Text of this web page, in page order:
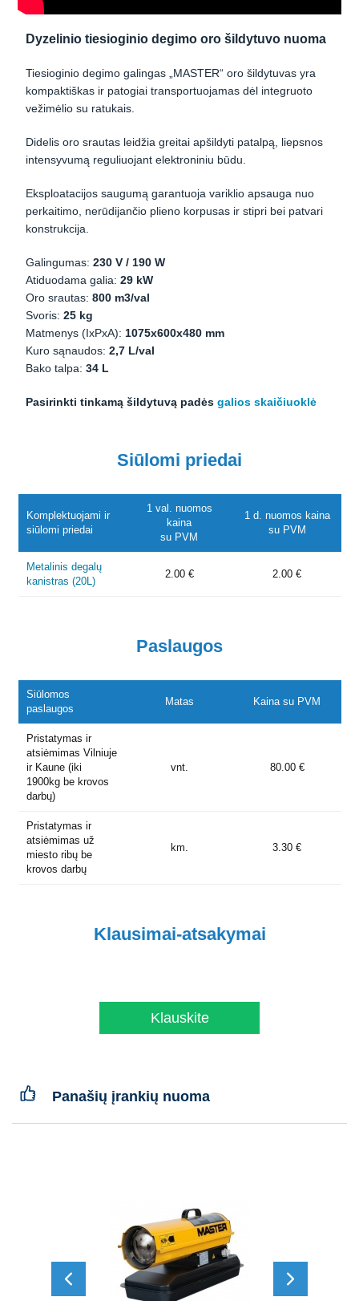
Dyzelinio tiesioginio degimo oro šildytuvo nuoma
Tiesioginio degimo galingas „MASTER“ oro šildytuvas yra
kompaktiškas ir patogiai transportuojamas dėl integruoto
vežimėlio su ratukais.
Didelis oro srautas leidžia greitai apšildyti patalpą, liepsnos
intensyvumą reguliuojant elektroniniu būdu.
Eksploatacijos saugumą garantuoja variklio apsauga nuo
perkaitimo, nerūdijančio plieno korpusas ir stipri bei patvari
konstrukcija.
Galingumas:230 V / 190 W
Atiduodama galia:29 kW
Oro srautas:800 m3/val
Svoris:25 kg
Matmenys (IxPxA):1075x600x480 mm
Kuro sąnaudos:2,7 L/val
Bako talpa:34 L
Pasirinkti tinkamą šildytuvą padėsgalios skaičiuoklė
Siūlomi priedai
Komplektuojami ir
siūlomi priedai
1 val. nuomos
kaina
su PVM
1 d. nuomos kaina
su PVM
Metalinis degalų
kanistras (20L)
2.00 € 2.00 €
Paslaugos
Siūlomos
paslaugos
Matas Kaina su PVM
Pristatymas ir
atsiėmimas Vilniuje
ir Kaune (iki
1900kg be krovos
darbų)
vnt. 80.00 €
Pristatymas ir
atsiėmimas už
miesto ribų be
krovos darbų
km. 3.30 €
Klausimai-atsakymai
Klauskite
Panašių įrankių nuoma